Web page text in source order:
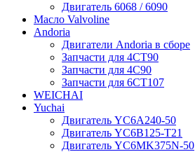
Двигатель 6068 / 6090
Масло Valvoline
Andoria
Двигатели Andoria в сборе
Запчасти для 4CT90
Запчасти для 4С90
Запчасти для 6CT107
WEICHAI
Yuchai
Двигатель YC6A240-50
Двигатель YC6B125-T21
Двигатель YC6MK375N-50